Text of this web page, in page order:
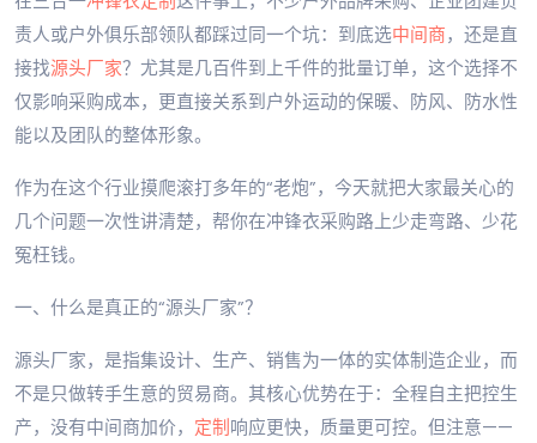
责人或户外俱乐部领队都踩过同一个坑：到底选中间商，还是直
接找源头厂家？尤其是几百件到上千件的批量订单，这个选择不
仅影响采购成本，更直接关系到户外运动的保暖、防风、防水性
能以及团队的整体形象。
作为在这个行业摸爬滚打多年的“老炮”，今天就把大家最关心的
几个问题一次性讲清楚，帮你在冲锋衣采购路上少走弯路、少花
冤枉钱。
一、什么是真正的“源头厂家”？
源头厂家，是指集设计、生产、销售为一体的实体制造企业，而
不是只做转手生意的贸易商。其核心优势在于：全程自主把控生
产，没有中间商加价， 定制响应更快，质量更可控。但注意——